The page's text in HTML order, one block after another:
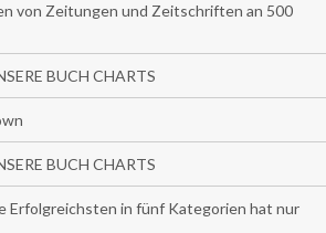
von Zeitungen und Zeitschriften an 500
BUCH CHARTS
BUCH CHARTS
Erfolgreichsten in fünf Kategorien hat nur